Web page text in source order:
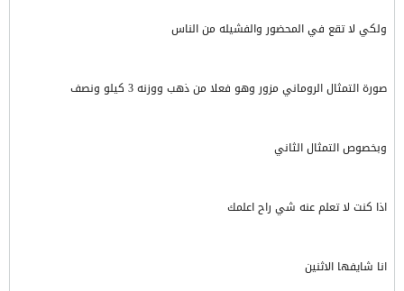
ولكي لا تقع في المحضور والفشيله من الناس
صورة التمثال الروماني مزور وهو فعلا من ذهب ووزنه 3 كيلو ونصف
وبخصوص التمثال الثاني
اذا كنت لا تعلم عنه شي راح اعلمك
انا شايفها الاثنين